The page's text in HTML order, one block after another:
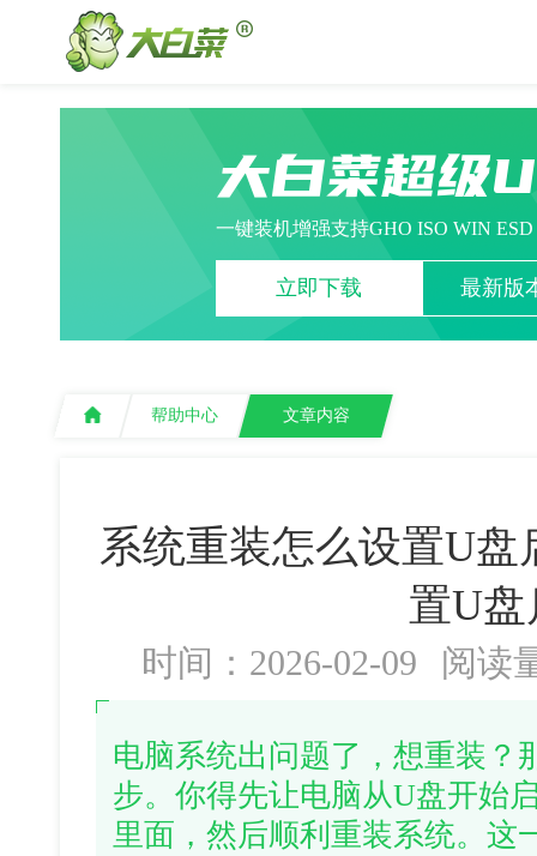
大白菜超级
一键装机增强支持GHO ISO WIN
立即下载 最新版
帮助中心 文章内容
系统重装怎么设置U
置U
时间：2026-02-09 阅读
电脑系统出问题了，想重装？
步。你得先让电脑从U盘开始
里面，然后顺利重装系统。这